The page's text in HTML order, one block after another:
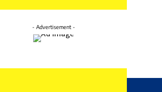
- Advertisement -